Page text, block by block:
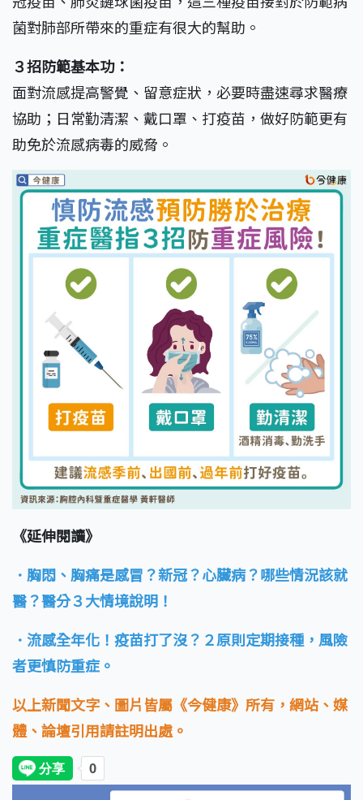
菌對肺部所帶來的重症有很大的幫助。
３招防範基本功：
面對流感提高警覺、留意症狀，必要時盡速尋求醫療
協助；日常勤清潔、戴口罩、打疫苗，做好防範更有
助免於流感病毒的威脅。
《延伸閱讀》
．胸悶、胸痛是感冒？新冠？心臟病？哪些情況該就
醫？醫分３大情境說明！
．流感全年化！疫苗打了沒？２原則定期接種，風險
者更慎防重症。
以上新聞文字、圖片皆屬《今健康》所有，網站、媒
體、論壇引用請註明出處。